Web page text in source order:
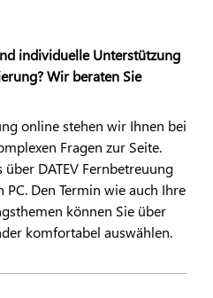
individuelle Unterstützung
Wir beraten Sie
online stehen wir Ihnen bei
Fragen zur Seite.
über DATEVFernbetreuung
Den Termin wie auch Ihre
können Sie über
komfortabel auswählen.